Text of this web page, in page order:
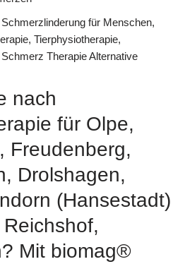
für Menschen,
Tierphysiotherapie,
Therapie Alternative
nach
für Olpe,
Freudenberg,
Drolshagen,
(Hansestadt)
Mit biomag®